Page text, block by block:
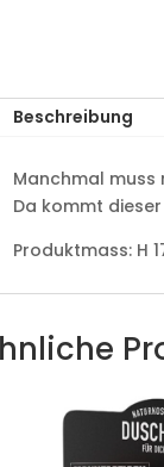
Beschreibung
Manchmal
Da kommt
Produktmass: H